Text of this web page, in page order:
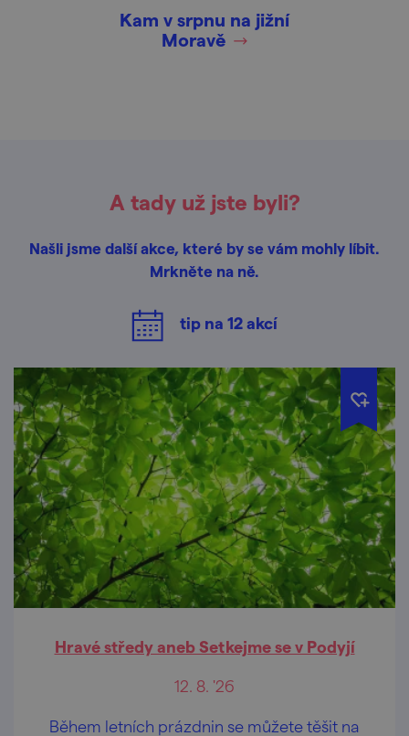
Kam v srpnu na jižní
Moravě
A tady už jste byli?
Našli jsme další akce, které by se vám mohly líbit.
Mrkněte na ně.
tip na 12akcí
Hravé středy aneb Setkejme se v Podyjí
12. 8. '26
Během letních prázdnin se můžete těšit na